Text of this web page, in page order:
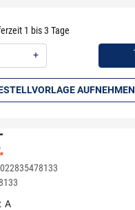
1 bis 3 Tage
+
AUFNEHMEN
A